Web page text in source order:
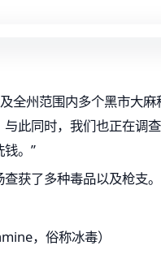
全州范围内多个黑市大
此同时，我们也正在调
。”
获了多种毒品以及枪支。
，俗称冰毒）